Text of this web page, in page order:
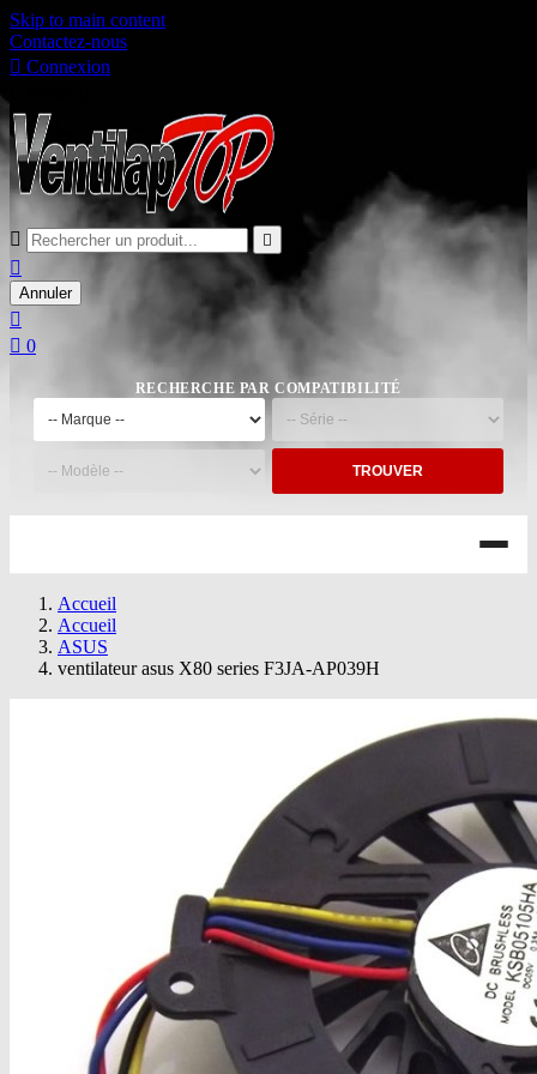
Skip to main content
Contactez-nous
 Connexion
 

Annuler

 0
RECHERCHE PAR COMPATIBILITÉ
TROUVER
Accueil
Accueil
ASUS
ventilateur asus X80 series F3JA-AP039H